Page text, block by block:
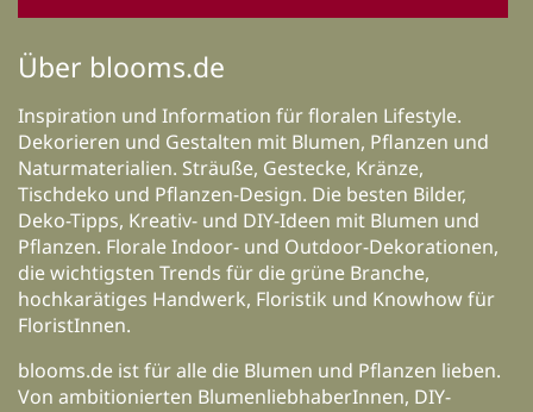
Über blooms.de
Inspiration und Information für floralen Lifestyle.
Dekorieren und Gestalten mit Blumen, Pflanzen und
Naturmaterialien. Sträuße, Gestecke, Kränze,
Tischdeko und Pflanzen-Design. Die besten Bilder,
Deko-Tipps, Kreativ- und DIY-Ideen mit Blumen und
Pflanzen. Florale Indoor- und Outdoor-Dekorationen,
die wichtigsten Trends für die grüne Branche,
hochkarätiges Handwerk, Floristik und Knowhow für
FloristInnen.
blooms.de ist für alle die Blumen und Pflanzen lieben.
Von ambitionierten BlumenliebhaberInnen, DIY-